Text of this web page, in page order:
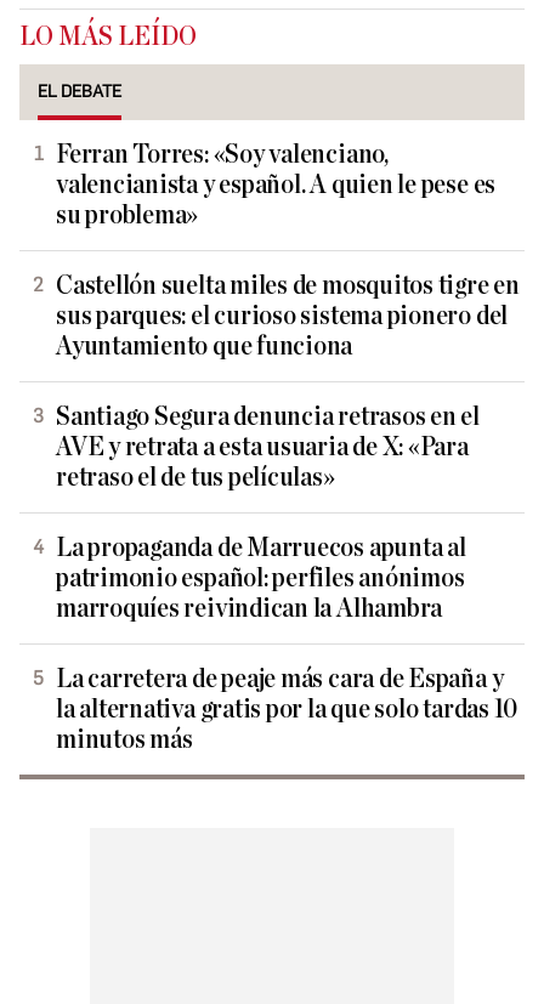
LO MÁS LEÍDO
EL DEBATE
Ferran Torres: «Soy valenciano,
valencianista y español. A quien le pese es
su problema»
Castellón suelta miles de mosquitos tigre en
sus parques: el curioso sistema pionero del
Ayuntamiento que funciona
Santiago Segura denuncia retrasos en el
AVE y retrata a esta usuaria de X: «Para
retraso el de tus películas»
La propaganda de Marruecos apunta al
patrimonio español: perfiles anónimos
marroquíes reivindican la Alhambra
La carretera de peaje más cara de España y
la alternativa gratis por la que solo tardas 10
minutos más